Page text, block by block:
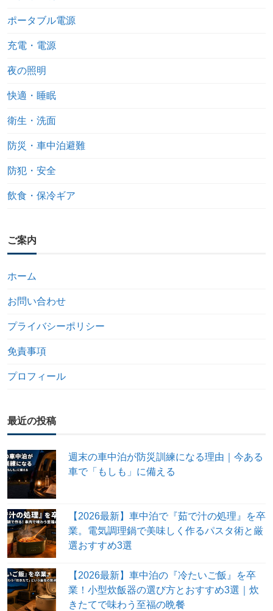
ポータブル電源
充電・電源
夜の照明
快適・睡眠
衛生・洗面
防災・車中泊避難
防犯・安全
飲食・保冷ギア
ご案内
ホーム
お問い合わせ
プライバシーポリシー
免責事項
プロフィール
最近の投稿
週末の車中泊が防災訓練になる理由｜今ある
車で「もしも」に備える
【2026最新】車中泊で『茹で汁の処理』を卒
業。電気調理鍋で美味しく作るパスタ術と厳
選おすすめ3選
【2026最新】車中泊の『冷たいご飯』を卒
業！小型炊飯器の選び方とおすすめ3選｜炊
きたてで味わう至福の晩餐